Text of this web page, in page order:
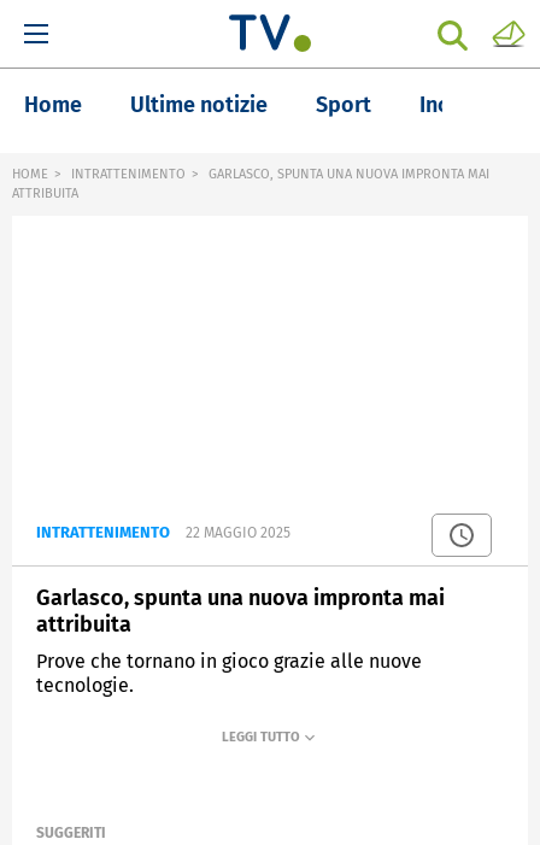
Home Ultime notizie Sport Inchieste
HOME INTRATTENIMENTO
GARLASCO, SPUNTA UNA NUOVA IMPRONTA MAI
ATTRIBUITA
INTRATTENIMENTO 22 MAGGIO 2025
Garlasco, spunta una nuova impronta mai
attribuita
Prove che tornano in gioco grazie alle nuove
tecnologie.
POMERIGGIO CINQUE
SUGGERITI